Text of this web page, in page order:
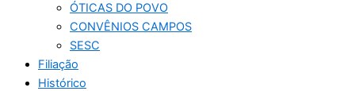
ÓTICAS DO POVO
CONVÊNIOS CAMPOS
SESC
Filiação
Histórico